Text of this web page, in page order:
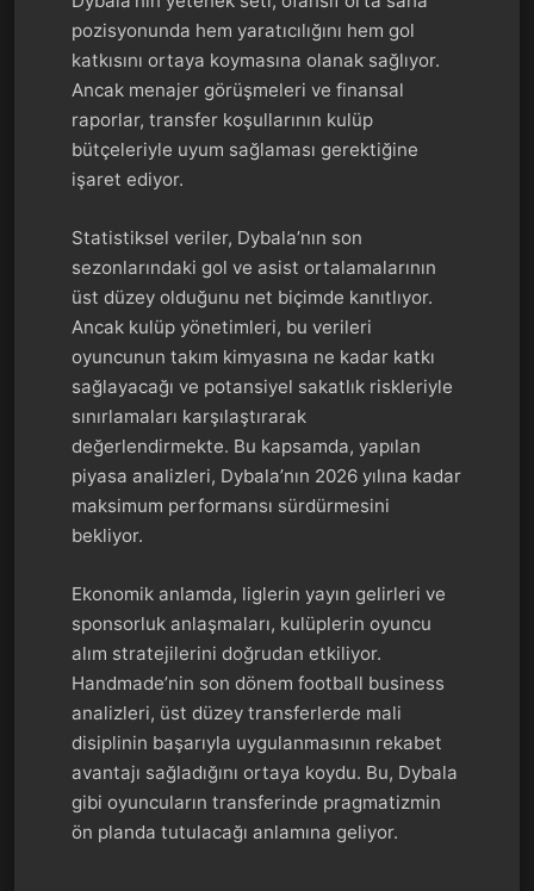
pozisyonunda hem yaratıcılığını hem gol
katkısını ortaya koymasına olanak sağlıyor.
Ancak menajer görüşmeleri ve finansal
raporlar, transfer koşullarının kulüp
bütçeleriyle uyum sağlaması gerektiğine
işaret ediyor.
Statistiksel veriler, Dybala’nın son
sezonlarındaki gol ve asist ortalamalarının
üst düzey olduğunu net biçimde kanıtlıyor.
Ancak kulüp yönetimleri, bu verileri
oyuncunun takım kimyasına ne kadar katkı
sağlayacağı ve potansiyel sakatlık riskleriyle
sınırlamaları karşılaştırarak
değerlendirmekte. Bu kapsamda, yapılan
piyasa analizleri, Dybala’nın 2026 yılına kadar
maksimum performansı sürdürmesini
bekliyor.
Ekonomik anlamda, liglerin yayın gelirleri ve
sponsorluk anlaşmaları, kulüplerin oyuncu
alım stratejilerini doğrudan etkiliyor.
Handmade’nin son dönem football business
analizleri, üst düzey transferlerde mali
disiplinin başarıyla uygulanmasının rekabet
avantajı sağladığını ortaya koydu. Bu, Dybala
gibi oyuncuların transferinde pragmatizmin
ön planda tutulacağı anlamına geliyor.